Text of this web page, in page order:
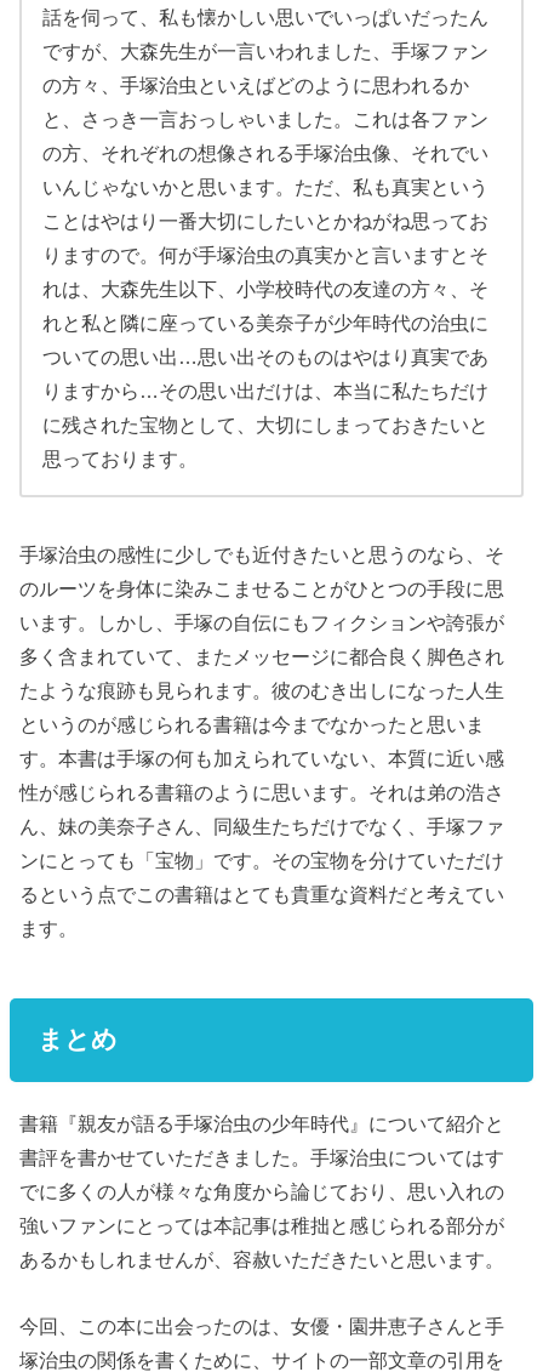
話を伺って、私も懐かしい思いでいっぱいだったん
ですが、大森先生が一言いわれました、手塚ファン
の方々、手塚治虫といえばどのように思われるか
と、さっき一言おっしゃいました。これは各ファン
の方、それぞれの想像される手塚治虫像、それでい
いんじゃないかと思います。ただ、私も真実という
ことはやはり一番大切にしたいとかねがね思ってお
りますので。何が手塚治虫の真実かと言いますとそ
れは、大森先生以下、小学校時代の友達の方々、そ
れと私と隣に座っている美奈子が少年時代の治虫に
ついての思い出…思い出そのものはやはり真実であ
りますから…その思い出だけは、本当に私たちだけ
に残された宝物として、大切にしまっておきたいと
思っております。
手塚治虫の感性に少しでも近付きたいと思うのなら、そ
のルーツを身体に染みこませることがひとつの手段に思
います。しかし、手塚の自伝にもフィクションや誇張が
多く含まれていて、またメッセージに都合良く脚色され
たような痕跡も見られます。彼のむき出しになった人生
というのが感じられる書籍は今までなかったと思いま
す。本書は手塚の何も加えられていない、本質に近い感
性が感じられる書籍のように思います。それは弟の浩さ
ん、妹の美奈子さん、同級生たちだけでなく、手塚ファ
ンにとっても「宝物」です。その宝物を分けていただけ
るという点でこの書籍はとても貴重な資料だと考えてい
ます。
まとめ
書籍『親友が語る手塚治虫の少年時代』について紹介と
書評を書かせていただきました。手塚治虫についてはす
でに多くの人が様々な角度から論じており、思い入れの
強いファンにとっては本記事は稚拙と感じられる部分が
あるかもしれませんが、容赦いただきたいと思います。
今回、この本に出会ったのは、女優・園井恵子さんと手
塚治虫の関係を書くために、サイトの一部文章の引用を